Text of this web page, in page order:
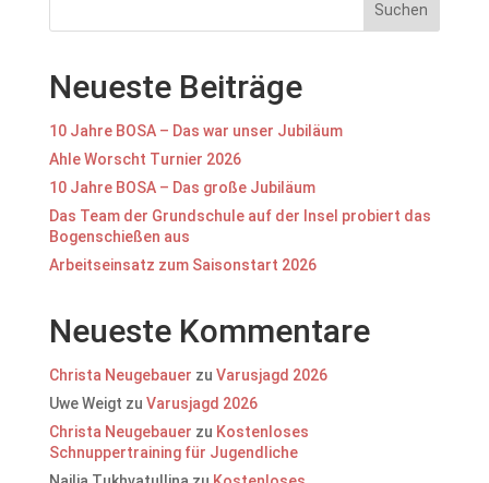
Suchen
Neueste Beiträge
10 Jahre BOSA – Das war unser Jubiläum
Ahle Worscht Turnier 2026
10 Jahre BOSA – Das große Jubiläum
Das Team der Grundschule auf der Insel probiert das
Bogenschießen aus
Arbeitseinsatz zum Saisonstart 2026
Neueste Kommentare
Christa Neugebauer zu Varusjagd 2026
Uwe Weigt zu Varusjagd 2026
Christa Neugebauer zu Kostenloses
Schnuppertraining für Jugendliche